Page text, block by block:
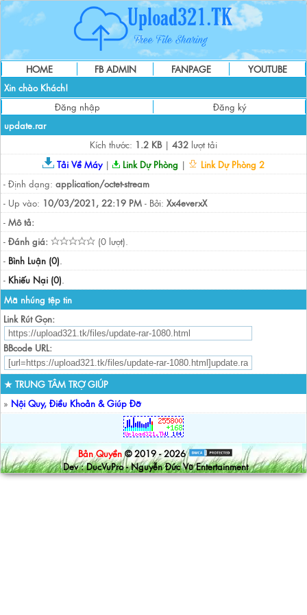
HOME FB ADMIN FANPAGE
YOUTUBE
Xin chào Khách!
Đăng nhập
Đăng ký
update.rar
Kích thước: 1.2 KB| 432 lượt tải
Tải Về Máy| Link Dự Phòng |
Link Dự Phòng 2
- Định dạng: application/octet-stream
- Up vào: 10/03/2021, 22:19 PM - Bởi: Xx4everxX
- Mô tả:
- Đánh giá:
(0 lượt).
- Bình Luận (0).
- Khiếu Nại (0).
Mã nhúng tệp tin
Link Rút Gọn:
BBcode URL:
★ TRUNG TÂM TRỢ GIÚP
» Nội Quy, Điều Khoản & Giúp Đỡ
Bản Quyền © 2019 - 2026
Dev : DucVuPro - Nguyễn Đức Vũ Entertainment